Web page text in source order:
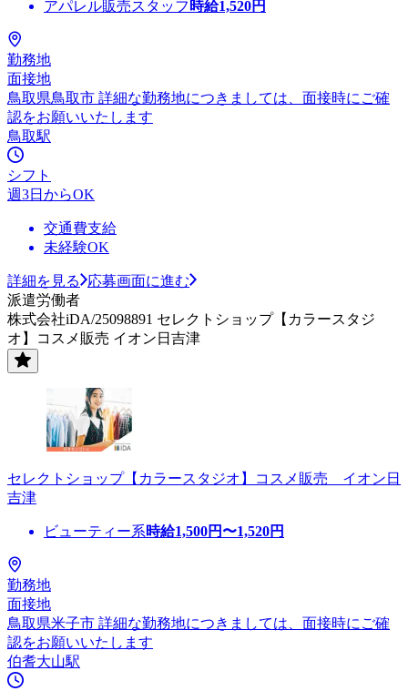
アパレル販売スタッフ 時給1,520円
勤務地
面接地
鳥取県鳥取市 詳細な勤務地につきましては、面接時にご確
認をお願いいたします
鳥取駅
シフト
週3日からOK
交通費支給
未経験OK
詳細を見る
応募画面に進む
派遣労働者
株式会社iDA/25098891 セレクトショップ【カラースタジ
オ】コスメ販売 イオン日吉津
セレクトショップ【カラースタジオ】コスメ販売 イオン日
吉津
ビューティー系時給1,500円〜1,520円
勤務地
面接地
鳥取県米子市 詳細な勤務地につきましては、面接時にご確
認をお願いいたします
伯耆大山駅